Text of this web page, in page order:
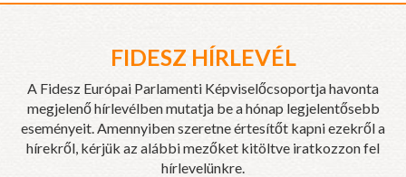
FIDESZ HÍRLEVÉL
A Fidesz Európai Parlamenti Képviselőcsoportja havonta
megjelenő hírlevélben mutatja be a hónap legjelentősebb
eseményeit. Amennyiben szeretne értesítőt kapni ezekről a
hírekről, kérjük az alábbi mezőket kitöltve iratkozzon fel
hírlevelünkre.